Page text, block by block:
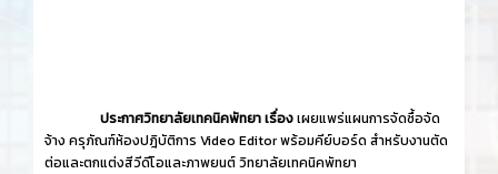
ประกาศวิทยาลัยเทคนิคพัทยา เรื่องเผยแพร่แผนการจัดซื้อจัด
จ้าง ครุภัณฑ์ห้องปฎิบัติการ Video Editor พร้อมคีย์บอร์ด สำหรับงานตัด
ต่อและตกแต่งสีวีดีโอและภาพยนต์ วิทยาลัยเทคนิคพัทยา